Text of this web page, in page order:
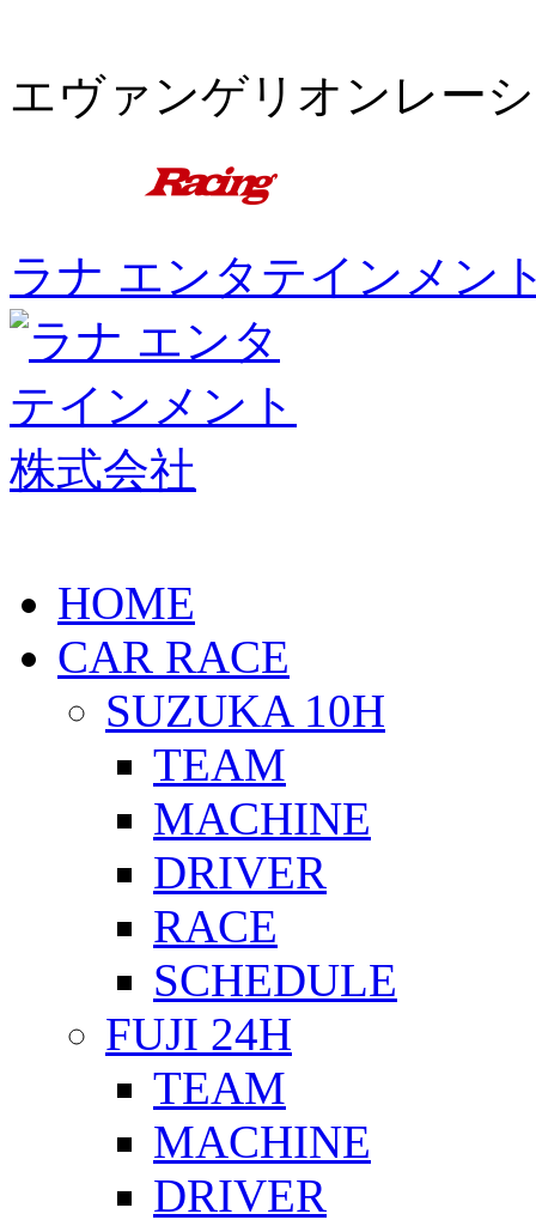
エヴァンゲリオンレー
ラナ エンタテインメン
HOME
CAR RACE
SUZUKA 10H
TEAM
MACHINE
DRIVER
RACE
SCHEDULE
FUJI 24H
TEAM
MACHINE
DRIVER